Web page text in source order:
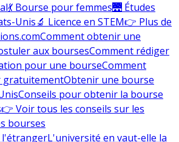
💃 Bourse pour femmes🌉 Études
Unis🔬 Licence en STEM👉 Plus de
Comment obtenir une
aux boursesComment rédiger
pour une bourseComment
gratuitementObtenir une bourse
Conseils pour obtenir la bourse
👉 Voir tous les conseils sur les
bourses
l'étrangerL'université en vaut-elle la